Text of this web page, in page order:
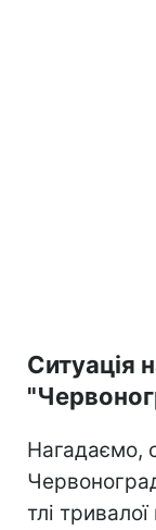
Ситуація
Нагадаємо,
тлі